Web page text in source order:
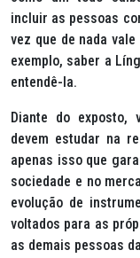
incluir as pessoas
vez que de nada
exemplo, saber a
entendê-la.
Diante do exposto,
devem estudar na
apenas isso que
sociedade e no
evolução de
voltados para as
as demais pessoas